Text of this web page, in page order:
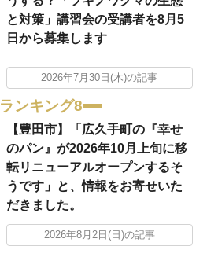
と対策」講習会の受講者を8月5
日から募集します
2026年7月30日(木)の記事
ランキング8
【豊田市】「広久手町の『幸せ
のパン』が2026年10月上旬に移
転リニューアルオープンするそ
うです」と、情報をお寄せいた
だきました。
2026年8月2日(日)の記事